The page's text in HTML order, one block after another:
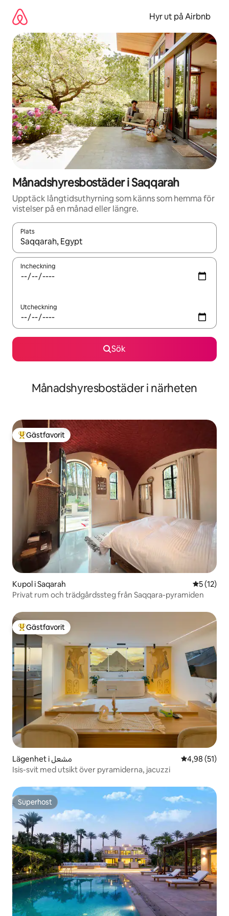
innehåll
Hyr ut på Airbnb
Månadshyresbostäder i Saqqarah
Upptäck långtidsuthyrning som känns som hemma för
vistelser på en månad eller längre.
Plats
När resultaten är tillgängliga kan du navigera med upp- och
Incheckning
Utcheckning
Sök
Månadshyresbostäder i närheten
Populär gästfavorit
Gästfavorit
Kupol i Saqarah 5 av 5 i
5 (12)
Privat rum och trädgårdssteg från Saqqara-pyramiden
Populär gästfavorit
Gästfavorit
Lägenhet i مشعل 4,98 av 5 i
4,98 (51)
Isis-svit med utsikt över pyramiderna, jacuzzi
Superhost
Superhost